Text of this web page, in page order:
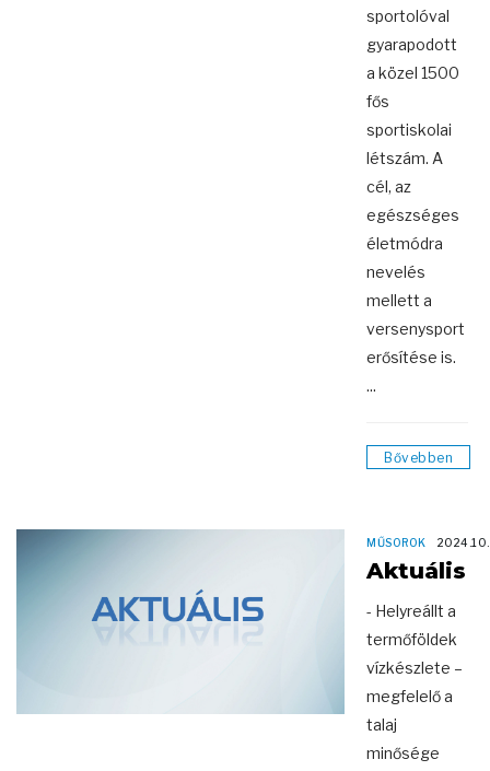
sportolóval
gyarapodott
a közel 1500
fős
sportiskolai
létszám. A
cél, az
egészséges
életmódra
nevelés
mellett a
versenysport
erősítése is.
...
Bővebben
MŰSOROK
Aktuális
- Helyreállt a
termőföldek
vízkészlete –
megfelelő a
talaj
minősége